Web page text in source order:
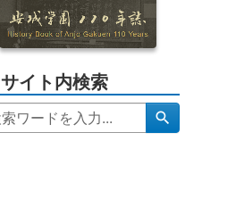
サイト内検索
search